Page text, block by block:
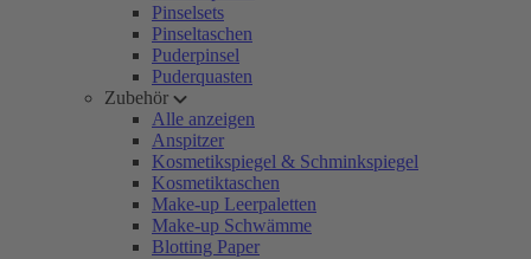
Pinselsets
Pinseltaschen
Puderpinsel
Puderquasten
Zubehör
Alle anzeigen
Anspitzer
Kosmetikspiegel & Schminkspiegel
Kosmetiktaschen
Make-up Leerpaletten
Make-up Schwämme
Blotting Paper